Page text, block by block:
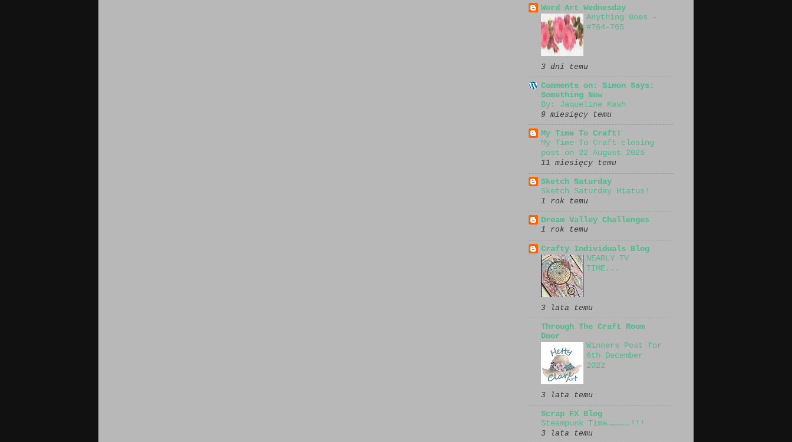
Word Art Wednesday
Anything Goes -
#764-765
3 dni temu
Comments on: Simon Says:
Something New
By: Jaqueline Kash
9 miesięcy temu
My Time To Craft!
My Time To Craft closing
post on 22 August 2025
11 miesięcy temu
Sketch Saturday
Sketch Saturday Hiatus!
1 rok temu
Dream Valley Challenges
1 rok temu
Crafty Individuals Blog
NEARLY TV
TIME...
3 lata temu
Through The Craft Room
Door
Winners Post for
6th December
2022
3 lata temu
Scrap FX Blog
Steampunk Time………….!!!
3 lata temu